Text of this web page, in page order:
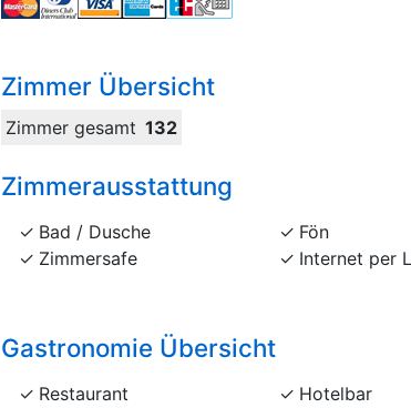
Zimmer Übersicht
Zimmer gesamt 132
Zimmerausstattung
Bad / Dusche
Zimmersafe
Fön
Internet per
Gastronomie Übersicht
Restaurant
Hotelbar